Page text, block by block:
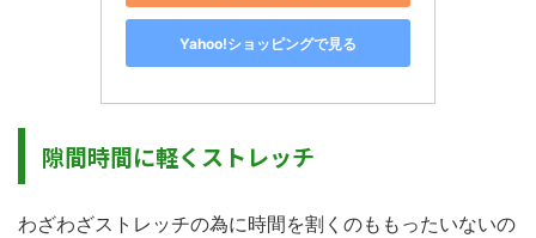
Yahoo!ショッピングで見る
隙間時間に軽くストレッチ
わざわざストレッチの為に時間を割くのももったいないの